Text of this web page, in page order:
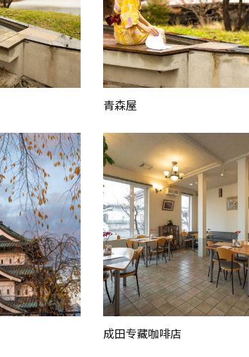
青森屋
成田专藏咖啡店